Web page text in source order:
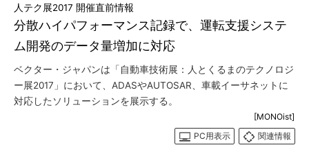
分散ハイパフォーマンス記録で、運転支援システ
ム開発のデータ量増加に対応
人テク展2017 開催直前情報
ベクター・ジャパンは「自動車技術展：人とくるまのテクノロジ
ー展2017」において、ADASやAUTOSAR、車載イーサネットに
対応したソリューションを展示する。
[MONOist]
PC用表示
関連情報